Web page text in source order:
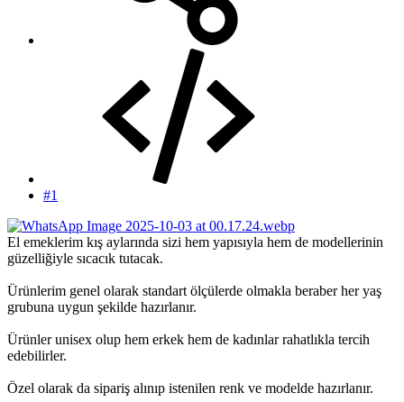
#1
El emeklerim kış aylarında sizi hem yapısıyla hem de modellerinin
güzelliğiyle sıcacık tutacak.
Ürünlerim genel olarak standart ölçülerde olmakla beraber her yaş
grubuna uygun şekilde hazırlanır.
Ürünler unisex olup hem erkek hem de kadınlar rahatlıkla tercih
edebilirler.
Özel olarak da sipariş alınıp istenilen renk ve modelde hazırlanır.